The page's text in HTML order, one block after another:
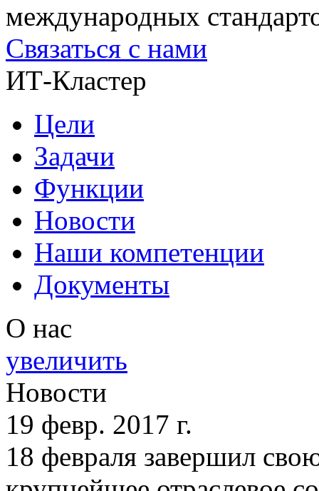
международных
Связаться с нами
ИТ-Кластер
Цели
Задачи
Функции
Новости
Наши компетенции
Документы
О нас
увеличить
Новости
19 февр. 2017 г.
18 февраля завершил